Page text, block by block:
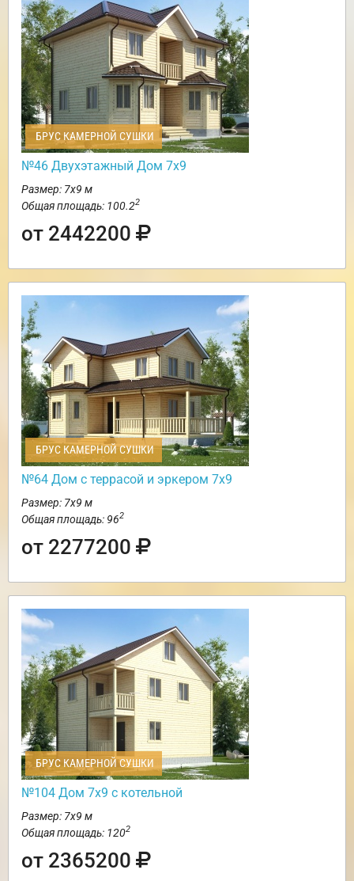
БРУС КАМЕРНОЙ СУШКИ
№46 Двухэтажный Дом 7х9
Размер: 7х9 м
Общая площадь: 100.22
от 2442200
БРУС КАМЕРНОЙ СУШКИ
№64 Дом с террасой и эркером 7х9
Размер: 7х9 м
Общая площадь: 962
от 2277200
БРУС КАМЕРНОЙ СУШКИ
№104 Дом 7х9 с котельной
Размер: 7х9 м
Общая площадь: 1202
от 2365200